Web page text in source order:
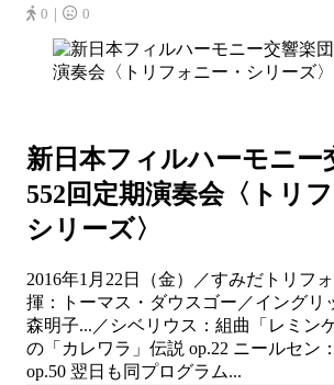
0｜ 0
新日本フィルハーモニー
552回定期演奏会〈トリ
シリーズ〉
2016年1月22日（金）／すみだトリフ
揮：トーマス・ダウスゴー／イングリ
森明子...／シベリウス：組曲「レミン
の「カレワラ」伝説 op.22 ニールセン
op.50 翌日も同プログラム...